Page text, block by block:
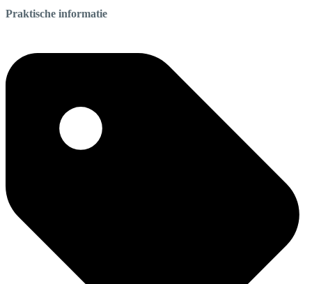
Praktische informatie